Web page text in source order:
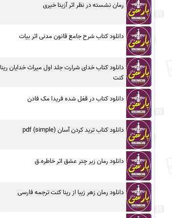
رمان نشسته در نظر اثر آزیتا خیری
دانلود کتاب شرح جامع قانون مدنی اثر بیات
دانلود کتاب خدای شرارت جلد اول میراث خدایان رینا
کنت
دانلود کتاب در قفل شده فریدا مک فادن
دانلود کتاب ترید کردن آسان (simple) pdf
دانلود رمان زیر چتر عشق اثر خاطره.ق
دانلود رمان زهر زیبا از رینا کنت ترجمه فارسی